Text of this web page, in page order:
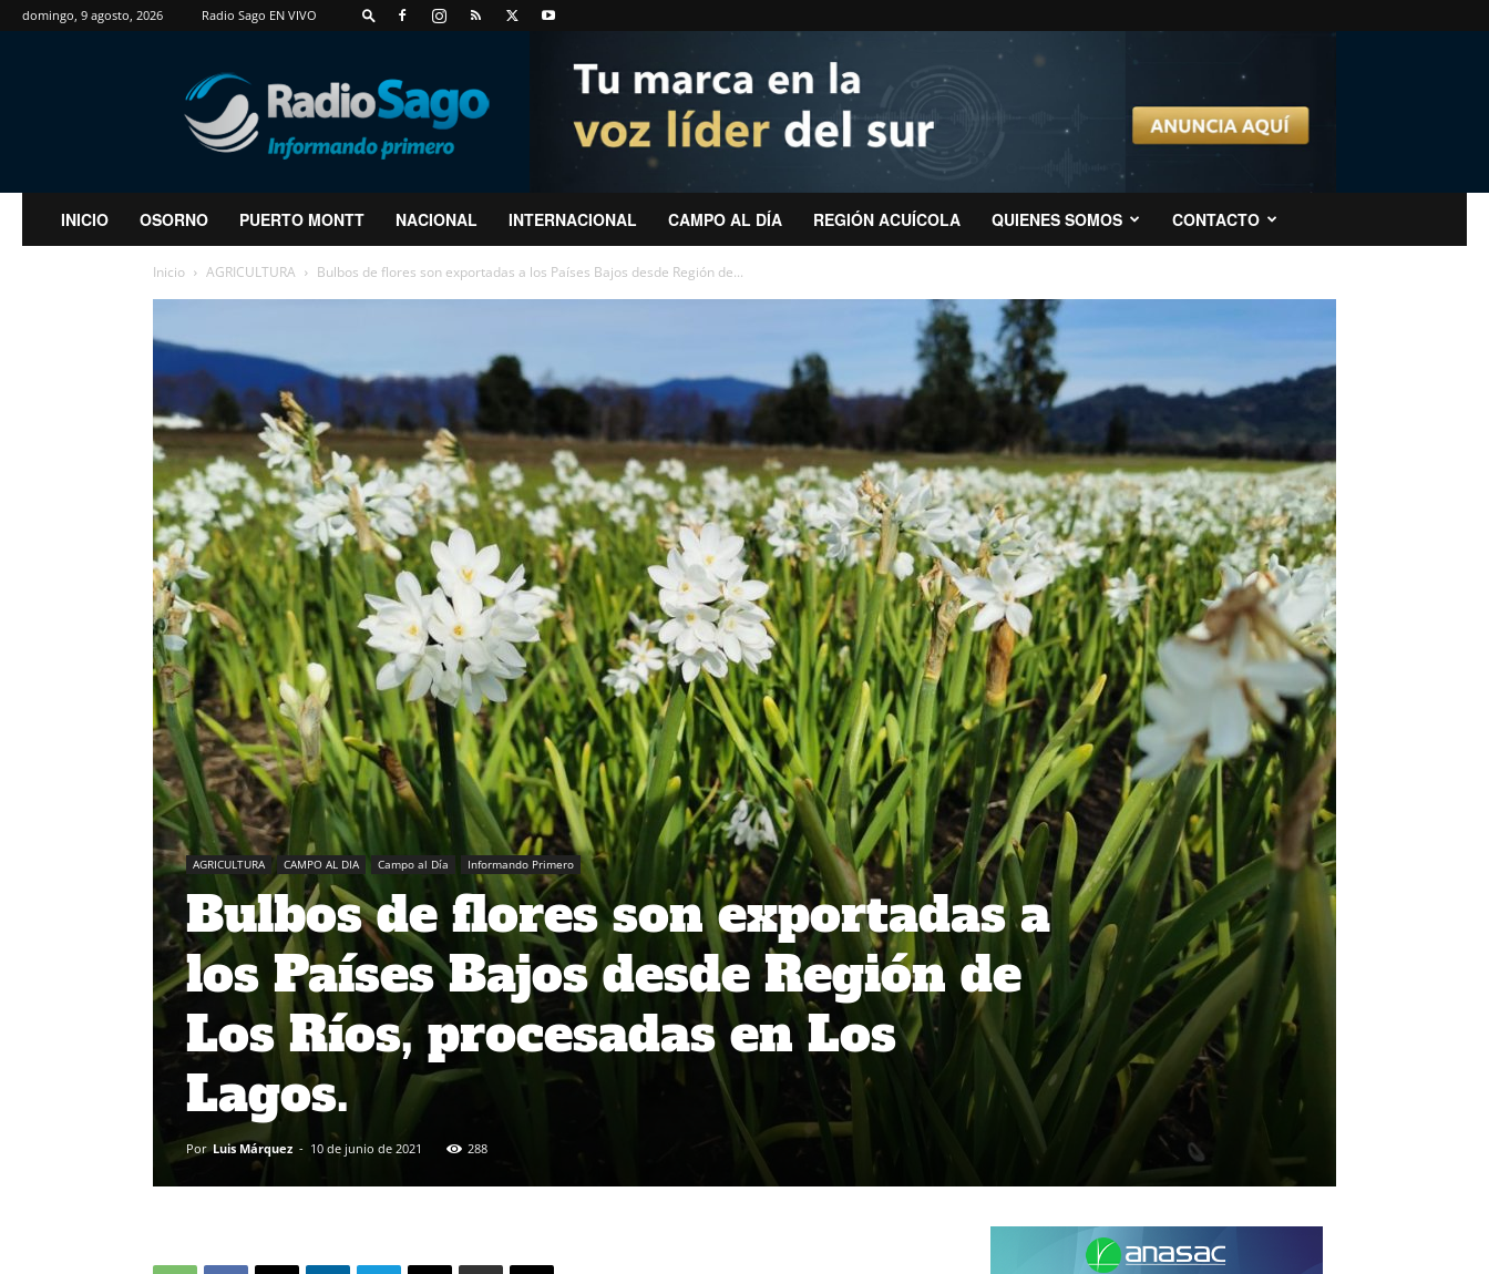
domingo, 9 agosto, 2026 Radio Sago EN VIVO
RadioSago
INICIO OSORNO PUERTO MONTT NACIONAL INTERNACIONAL CAMPO AL DÍA REGIÓN ACUÍCOLA QUIENES SOMOS CONTACTO
Inicio AGRICULTURA Bulbos de flores son exportadas a los Países Bajos desde Región de...
AGRICULTURA CAMPO AL DIA Campo al Día Informando Primero
Bulbos de flores son exportadas a
los Países Bajos desde Región de
Los Ríos, procesadas en Los
Lagos.
Por Luis Márquez - 10 de junio de 2021 288